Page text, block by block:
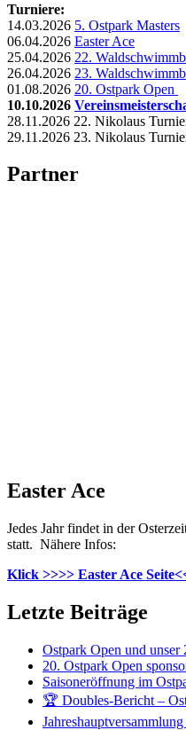
Turniere:
14.03.2026 5. Ostpark Masters
06.04.2026 Easter Ace
25.04.2026 22.
26.04.2026 23.
01.08.2026 20. Ostpark Open
10.10.2026
28.11.2026 22. Nikolaus
29.11.2026 23. Nikolaus
Partner
Easter Ace
Jedes Jahr findet in der
statt. Nähere Infos:
Klick >>>> Easter Ace
Letzte Beiträge
Ostpark Open und unser
20. Ostpark Open
Saisoneröffnung im
🏆 Doubles-Bericht –